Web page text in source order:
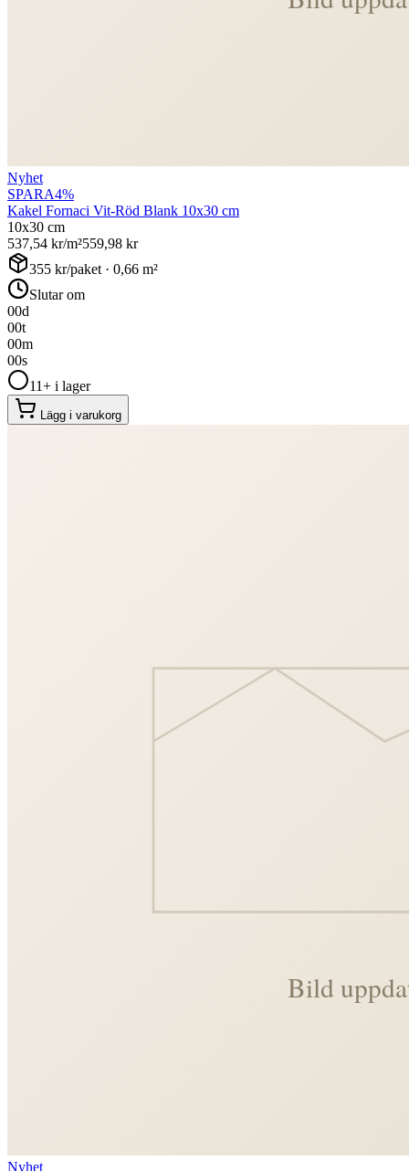
Nyhet
SPARA4%
Kakel Fornaci Vit-Röd Blank 10x30 cm
10x30 cm
537,54 kr/m²559,98 kr
355 kr/paket · 0,66 m²
Slutar om
00d
00t
00m
00s
11+ i lager
Lägg i varukorg
Nyhet